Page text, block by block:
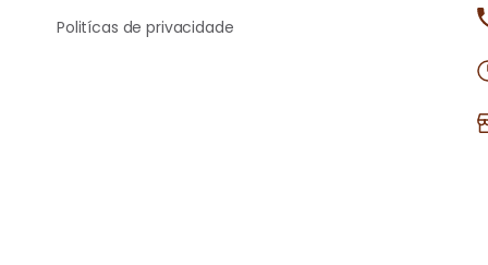
Politícas de privacidade